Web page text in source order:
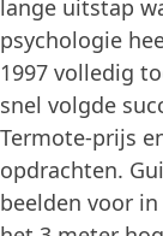
lange uitstap
psychologie
1997 volledig
snel volgde
Termote-prijs
opdrachten.
beelden voor